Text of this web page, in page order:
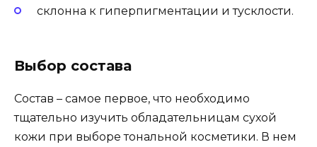
склонна к гиперпигментации и тусклости.
Выбор состава
Состав – самое первое, что необходимо
тщательно изучить обладательницам сухой
кожи при выборе тональной косметики. В нем